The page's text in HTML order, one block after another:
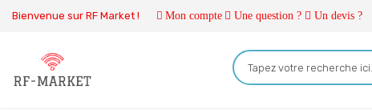
Bienvenue sur RF Market ! Mon compte Une question ? Un devis ?